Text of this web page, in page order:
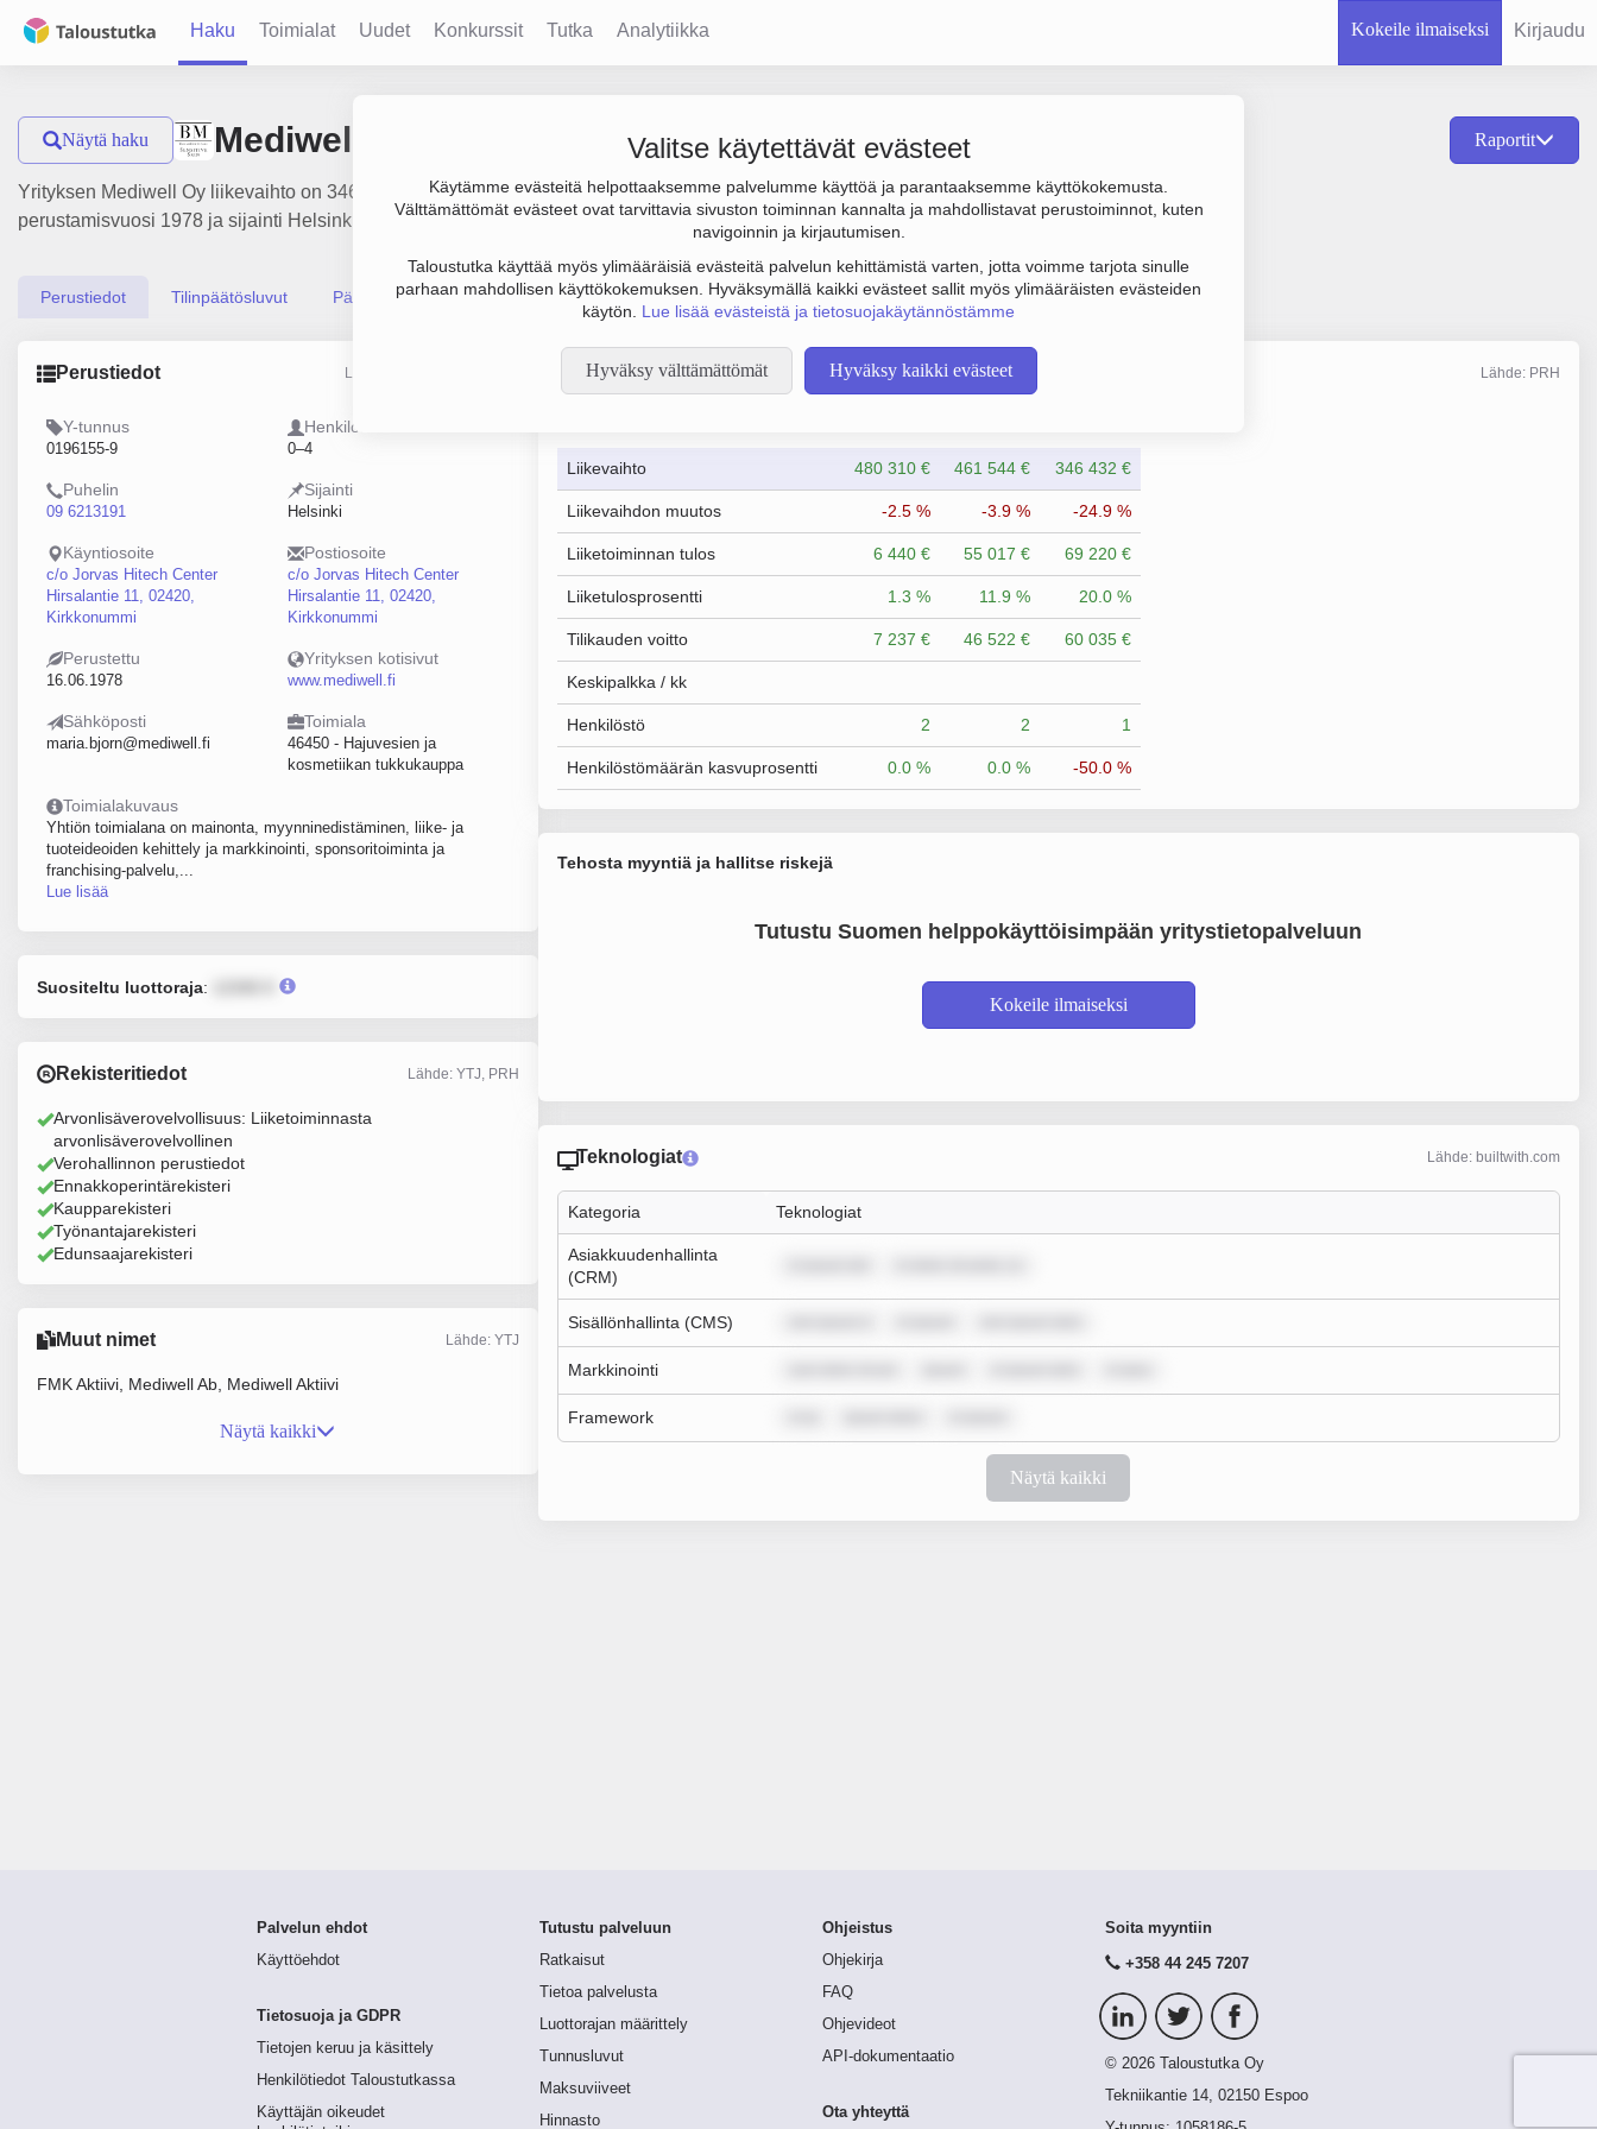
Haku Toimialat Uudet Konkurssit Tutka Analytiikka Kokeile ilmaiseksi Kirjaudu
Valitse käytettävät evästeet
Käytämme evästeitä helpottaaksemme palvelumme käyttöä ja parantaaksemme käyttökokemusta.
Välttämättömät evästeet ovat tarvittavia sivuston toiminnan kannalta ja mahdollistavat perustoiminnot, kuten
navigoinnin ja kirjautumisen.
Taloustutka käyttää myös ylimääräisiä evästeitä palvelun kehittämistä varten, jotta voimme tarjota sinulle
parhaan mahdollisen käyttökokemuksen. Hyväksymällä kaikki evästeet sallit myös ylimääräisten evästeiden
käytön. Lue lisää evästeistä ja tietosuojakäytännöstämme
Hyväksy välttämättömät Hyväksy kaikki evästeet
Näytä haku Mediwell Oy Raportit
Yrityksen Mediwell Oy liikevaihto on 346 000 €, tulos 69 000 € ja henkilöstömäärä 1. Sen päätoimiala on Hajuvesien ja kosmetiikan tukkukauppa,
perustamisvuosi 1978 ja sijainti Helsinki. Yrityksen yhtiömuoto Osakeyhtiö (OY).
Perustiedot Tilinpäätösluvut Päättäjätiedot
Perustiedot Lähde: YTJ, PRH, Traficom
Y-tunnus
0196155-9
Henkilöstömäärä
0–4
Puhelin
09 6213191
Sijainti
Helsinki
Käyntiosoite
c/o Jorvas Hitech Center
Hirsalantie 11, 02420,
Kirkkonummi
Postiosoite
c/o Jorvas Hitech Center
Hirsalantie 11, 02420,
Kirkkonummi
Perustettu
16.06.1978
Yrityksen kotisivut
www.mediwell.fi
Sähköposti
maria.bjorn@mediwell.fi
Toimiala
46450 - Hajuvesien ja
kosmetiikan tukkukauppa
Toimialakuvaus
Yhtiön toimialana on mainonta, myynninedistäminen, liike- ja
tuoteideoiden kehittely ja markkinointi, sponsoritoiminta ja
franchising-palvelu,...
Lue lisää
Suositeltu luottoraja:
Rekisteritiedot Lähde: YTJ, PRH
Arvonlisäverovelvollisuus: Liiketoiminnasta
arvonlisäverovelvollinen
Verohallinnon perustiedot
Ennakkoperintärekisteri
Kaupparekisteri
Työnantajarekisteri
Edunsaajarekisteri
Muut nimet Lähde: YTJ
FMK Aktiivi, Mediwell Ab, Mediwell Aktiivi
Näytä kaikki
Taloustiedot Lähde: PRH
Liikevaihto 480 310 € 461 544 € 346 432 €
Liikevaihdon muutos -2.5 % -3.9 % -24.9 %
Liiketoiminnan tulos 6 440 € 55 017 € 69 220 €
Liiketulosprosentti 1.3 % 11.9 % 20.0 %
Tilikauden voitto 7 237 € 46 522 € 60 035 €
Keskipalkka / kk
Henkilöstö 2 2 1
Henkilöstömäärän kasvuprosentti 0.0 % 0.0 % -50.0 %
Tehosta myyntiä ja hallitse riskejä
Tutustu Suomen helppokäyttöisimpään yritystietopalveluun
Kokeile ilmaiseksi
Teknologiat Lähde: builtwith.com
Kategoria Teknologiat
Asiakkuudenhallinta
(CRM)
Sisällönhallinta (CMS)
Markkinointi
Framework
Näytä kaikki
Palvelun ehdot
Käyttöehdot
Tietosuoja ja GDPR
Tietojen keruu ja käsittely
Henkilötiedot Taloustutkassa
Käyttäjän oikeudet
Tutustu palveluun
Ratkaisut
Tietoa palvelusta
Luottorajan määrittely
Tunnusluvut
Maksuviiveet
Hinnasto
Ohjeistus
Ohjekirja
FAQ
Ohjevideot
API-dokumentaatio
Ota yhteyttä
Soita myyntiin
+358 44 245 7207
© 2026 Taloustutka Oy
Tekniikantie 14, 02150 Espoo